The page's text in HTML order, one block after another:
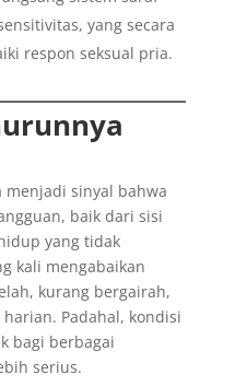
yang secara
respon seksual pria.
menjadi sinyal bahwa
baik dari sisi
yang tidak
kali mengabaikan
kurang bergairah,
Padahal, kondisi
bagi berbagai
serius.